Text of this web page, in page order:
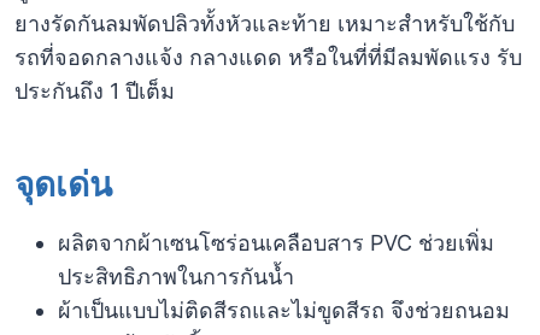
ยางรัดกันลมพัดปลิวทั้งหัวและท้าย เหมาะสำหรับใช้กับ
รถที่จอดกลางแจ้ง กลางแดด หรือในที่ที่มีลมพัดแรง รับ
ประกันถึง 1 ปีเต็ม
จุดเด่น
ผลิตจากผ้าเซนโซร่อนเคลือบสาร PVC ช่วยเพิ่ม
ประสิทธิภาพในการกันน้ำ
ผ้าเป็นแบบไม่ติดสีรถและไม่ขูดสีรถ จึงช่วยถนอม